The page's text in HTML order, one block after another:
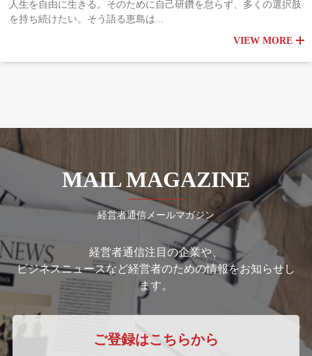
人生を自由に生きる。そのために自己研鑽を怠らず、多くの選択肢
を持ち続けたい。そう語る恵島は...
VIEW MORE
MAIL MAGAZINE
経営者通信メールマガジン
経営者通信注目の企業や、
ビジネスニュースなど経営者のための情報をお知らせし
ます。
ご登録はこちらから